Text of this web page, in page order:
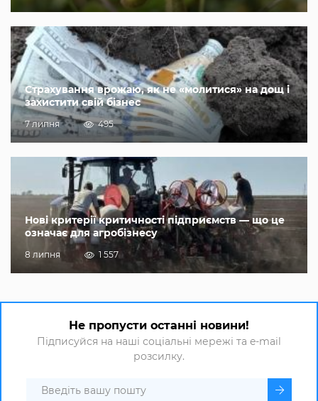
Страхування врожаю, як не «молитися» на дощ і
захистити свій бізнес
7 липня 495
Нові критерії критичності підприємств — що це
означає для агробізнесу
8 липня 1 557
Не пропусти останні новини!
Підписуйся на наші соціальні мережі та e-mail
розсилку.